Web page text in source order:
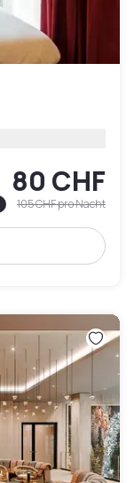
80 CHF
105 CHFpro Nacht